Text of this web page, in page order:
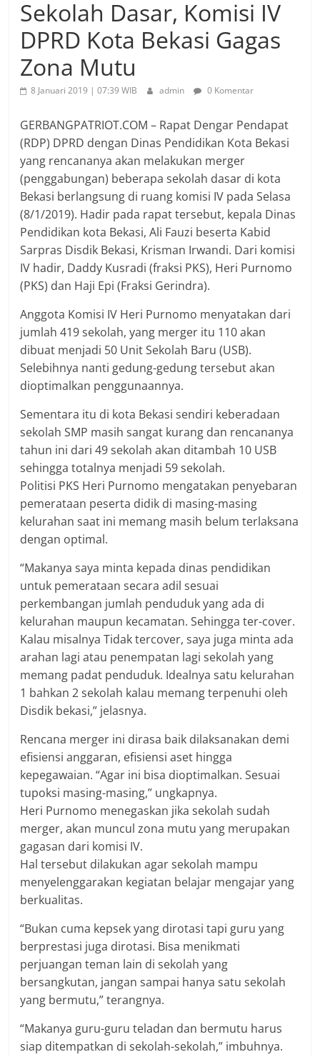
Sekolah Dasar, Komisi IV
DPRD Kota Bekasi Gagas
Zona Mutu
8 Januari 2019 | 07:39 WIB admin 0 Komentar
GERBANGPATRIOT.COM – Rapat Dengar Pendapat
(RDP) DPRD dengan Dinas Pendidikan Kota Bekasi
yang rencananya akan melakukan merger
(penggabungan) beberapa sekolah dasar di kota
Bekasi berlangsung di ruang komisi IV pada Selasa
(8/1/2019). Hadir pada rapat tersebut, kepala Dinas
Pendidikan kota Bekasi, Ali Fauzi beserta Kabid
Sarpras Disdik Bekasi, Krisman Irwandi. Dari komisi
IV hadir, Daddy Kusradi (fraksi PKS), Heri Purnomo
(PKS) dan Haji Epi (Fraksi Gerindra).
Anggota Komisi IV Heri Purnomo menyatakan dari
jumlah 419 sekolah, yang merger itu 110 akan
dibuat menjadi 50 Unit Sekolah Baru (USB).
Selebihnya nanti gedung-gedung tersebut akan
dioptimalkan penggunaannya.
Sementara itu di kota Bekasi sendiri keberadaan
sekolah SMP masih sangat kurang dan rencananya
tahun ini dari 49 sekolah akan ditambah 10 USB
sehingga totalnya menjadi 59 sekolah.
Politisi PKS Heri Purnomo mengatakan penyebaran
pemerataan peserta didik di masing-masing
kelurahan saat ini memang masih belum terlaksana
dengan optimal.
“Makanya saya minta kepada dinas pendidikan
untuk pemerataan secara adil sesuai
perkembangan jumlah penduduk yang ada di
kelurahan maupun kecamatan. Sehingga ter-cover.
Kalau misalnya Tidak tercover, saya juga minta ada
arahan lagi atau penempatan lagi sekolah yang
memang padat penduduk. Idealnya satu kelurahan
1 bahkan 2 sekolah kalau memang terpenuhi oleh
Disdik bekasi,” jelasnya.
Rencana merger ini dirasa baik dilaksanakan demi
efisiensi anggaran, efisiensi aset hingga
kepegawaian. “Agar ini bisa dioptimalkan. Sesuai
tupoksi masing-masing,” ungkapnya.
Heri Purnomo menegaskan jika sekolah sudah
merger, akan muncul zona mutu yang merupakan
gagasan dari komisi IV.
Hal tersebut dilakukan agar sekolah mampu
menyelenggarakan kegiatan belajar mengajar yang
berkualitas.
“Bukan cuma kepsek yang dirotasi tapi guru yang
berprestasi juga dirotasi. Bisa menikmati
perjuangan teman lain di sekolah yang
bersangkutan, jangan sampai hanya satu sekolah
yang bermutu,” terangnya.
“Makanya guru-guru teladan dan bermutu harus
siap ditempatkan di sekolah-sekolah,” imbuhnya.